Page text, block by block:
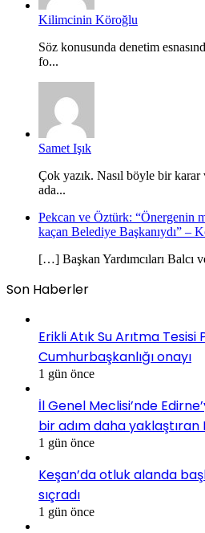
Kilimcinin Köroğlu
Söz konusunda denetim
fo...
Samet Işık
Çok yazık. Nasıl böyle bir
ada...
Pekcan ve Öztürk: “Önergenin
kaçan Belediye Başkanıydı” –
[…] Başkan Yardımcıları Balcı
Son Haberler
Erikli Atık Su Arıtma Tesisi
Cumhurbaşkanlığı onayı
1 gün önce
İl Genel Meclisi’nde
bir adım daha yaklaştıran
1 gün önce
Keşan’da otluk alanda
sıçradı
1 gün önce